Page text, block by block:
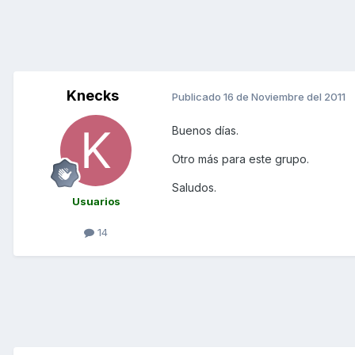
Knecks
Usuarios
14
Publicado 16 de Noviembre del 2011
Buenos días.
Otro más para este grupo.
Saludos.